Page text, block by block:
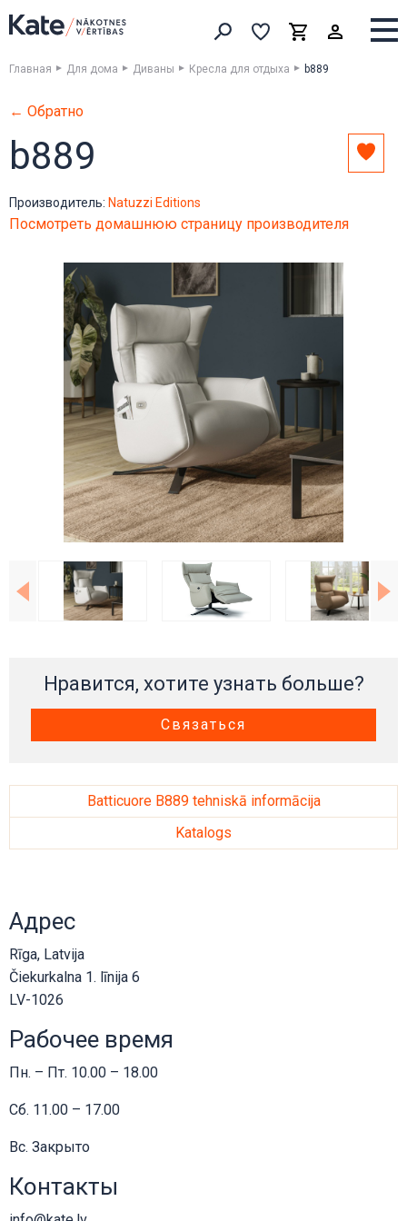
Искать товары
ВыборкаКорзинаВыборка
Главная Для дома Диваны Кресла для отдыха b889
← Обратно
b889
Производитель: Natuzzi Editions
Посмотреть домашнюю страницу производителя
Нравится, хотите узнать больше?
Связаться
Batticuore B889 tehniskā informācija
Katalogs
Адрес
Rīga, Latvija
Čiekurkalna 1. līnija 6
LV-1026
Рабочее время
Пн. – Пт. 10.00 – 18.00
Сб. 11.00 – 17.00
Вс. Закрыто
Контакты